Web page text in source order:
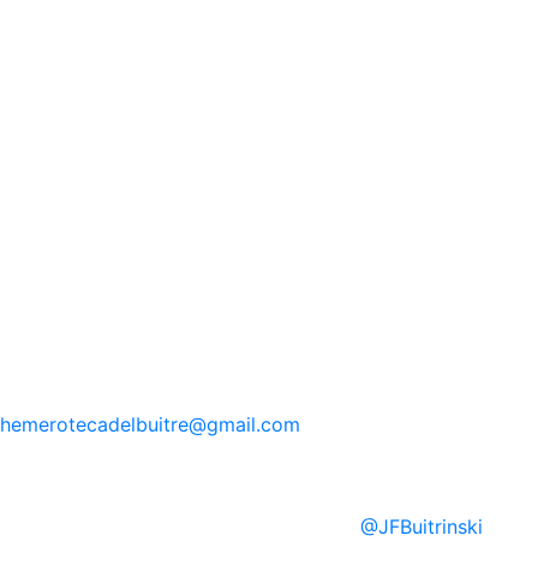
hemerotecadelbuitre@gmail.com
@JFBuitrinski